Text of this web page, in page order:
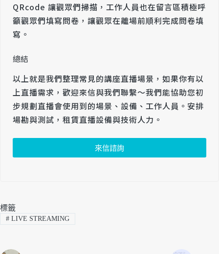
QRcode 讓觀眾們掃描，工作人員也在留言區積極呼
籲觀眾們填寫問卷，讓觀眾在離場前順利完成問卷填
寫。
總結
以上就是我們整理常見的講座直播場景，如果你有以
上直播需求，歡迎來信與我們聯繫～我們能協助您初
步規劃直播會使用到的場景、設備、工作人員。安排
場勘與測試，租賃直播設備與技術人力。
來信諮詢
標籤
#LIVE STREAMING